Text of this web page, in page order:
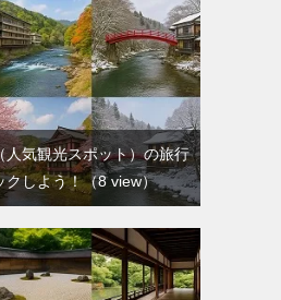
人気観光スポット）の旅行
クしよう！（8 view）